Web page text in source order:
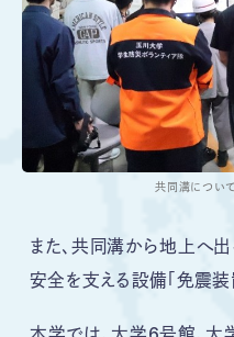
共同溝につい
また、共同溝から地上へ
安全を支える設備「免震装